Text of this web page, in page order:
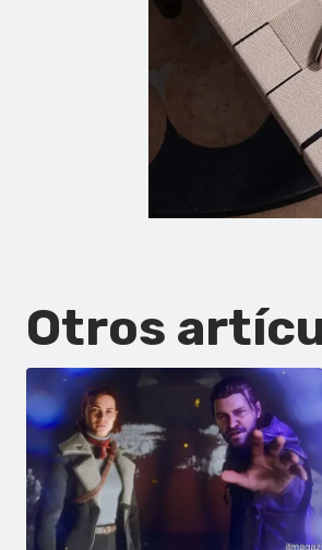
Otros